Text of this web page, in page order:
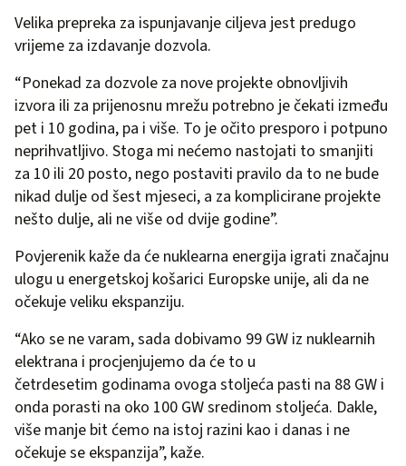
Velika prepreka za ispunjavanje ciljeva jest predugo
vrijeme za izdavanje dozvola.
“Ponekad za dozvole za nove projekte obnovljivih
izvora ili za prijenosnu mrežu potrebno je čekati između
pet i 10 godina, pa i više. To je očito presporo i potpuno
neprihvatljivo. Stoga mi nećemo nastojati to smanjiti
za 10 ili 20 posto, nego postaviti pravilo da to ne bude
nikad dulje od šest mjeseci, a za komplicirane projekte
nešto dulje, ali ne više od dvije godine”.
Povjerenik kaže da će nuklearna energija igrati značajnu
ulogu u energetskoj košarici Europske unije, ali da ne
očekuje veliku ekspanziju.
“Ako se ne varam, sada dobivamo 99 GW iz nuklearnih
elektrana i procjenjujemo da će to u
četrdesetim godinama ovoga stoljeća pasti na 88 GW i
onda porasti na oko 100 GW sredinom stoljeća. Dakle,
više manje bit ćemo na istoj razini kao i danas i ne
očekuje se ekspanzija”, kaže.